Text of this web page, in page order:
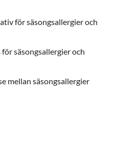
för säsongsallergier och
säsongsallergier och
mellan säsongsallergier